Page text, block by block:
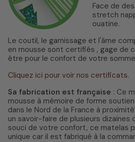
Face de
stretch
ouatine.
Le coutil, le garnissage et l'âme
en mousse sont certifiés , gage de
être pour le confort de votre
Cliquez ici pour voir nos certificats.
Sa fabrication est française : Ce
mousse à mémoire de forme
dans le Nord de la France à
un savoir-faire de plusieurs dizaines
souci de votre confort, ce matelas
unique car il est fabriqué à la